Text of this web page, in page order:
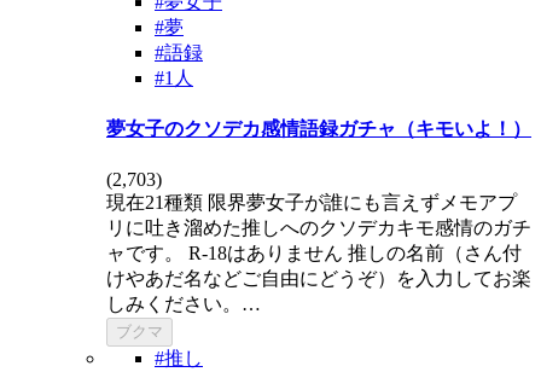
#夢
#語録
#1人
夢女子のクソデカ感情語録ガチャ（キモいよ！）
(2,703)
現在21種類 限界夢女子が誰にも言えずメモアプ
リに吐き溜めた推しへのクソデカキモ感情のガチ
ャです。 R-18はありません 推しの名前（さん付
けやあだ名などご自由にどうぞ）を入力してお楽
しみください。…
ブクマ
#推し